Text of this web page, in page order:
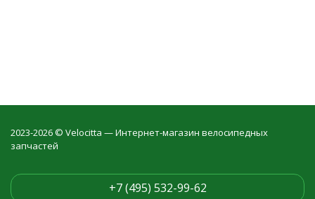
2023-2026 © Velocitta — Интернет-магазин велосипедных
запчастей
+7 (495) 532-99-62